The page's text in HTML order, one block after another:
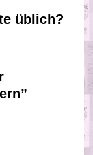
üblich?